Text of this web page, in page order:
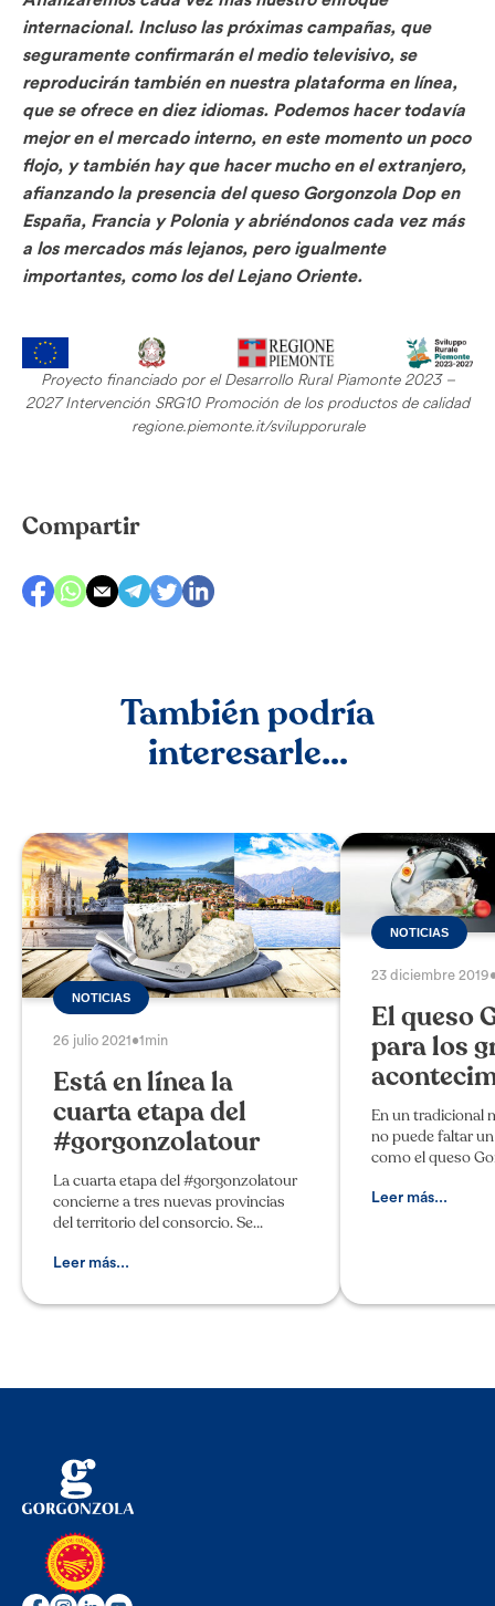
internacional. Incluso las próximas campañas, que
seguramente confirmarán el medio televisivo, se
reproducirán también en nuestra plataforma en línea,
que se ofrece en diez idiomas. Podemos hacer todavía
mejor en el mercado interno, en este momento un poco
flojo, y también hay que hacer mucho en el extranjero,
afianzando la presencia del queso Gorgonzola Dop en
España, Francia y Polonia y abriéndonos cada vez más
a los mercados más lejanos, pero igualmente
importantes, como los del Lejano Oriente.
Proyecto financiado por el Desarrollo Rural Piamonte 2023 –
2027 Intervención SRG10 Promoción de los productos de calidad
regione.piemonte.it/svilupporurale
Compartir
También podría
interesarle...
NOTICIAS
26 julio 2021 •1min
Está en línea la
cuarta etapa del
#gorgonzolatour
La cuarta etapa del #gorgonzolatour
concierne a tres nuevas provincias
del territorio del consorcio. Se
por el casco histórico, para conocer
Leer más...
NOTICIAS
23 diciembre 2019
El queso
para los
En un tradicional
no puede faltar
como el queso
comida y
Leer más...